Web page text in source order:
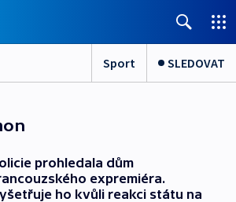
Sport SLEDOVAT
prohledala dům
expremiéra.
ho kvůli reakci státu na